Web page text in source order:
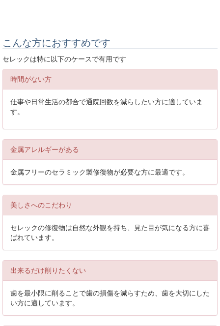
こんな方におすすめです
セレックは特に以下のケースで有用です
時間がない方
仕事や日常生活の都合で通院回数を減らしたい方に適していま
す。
金属アレルギーがある
金属フリーのセラミック製修復物が必要な方に最適です。
美しさへのこだわり
セレックの修復物は自然な外観を持ち、見た目が気になる方に喜
ばれています。
出来るだけ削りたくない
歯を最小限に削ることで歯の損傷を減らすため、歯を大切にした
い方に適しています。